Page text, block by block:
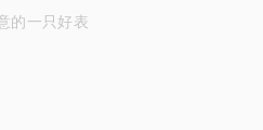
的一只好表